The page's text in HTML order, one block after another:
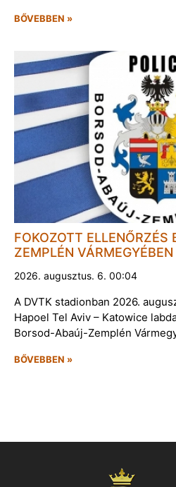
BŐVEBBEN »
FOKOZOTT
ZEMPLÉN VÁRMEGYÉBEN
2026. augusztus. 6. 00:04
A DVTK stadionban 2026.
Hapoel Tel Aviv – Katowice
Borsod-Abaúj-Zemplén
BŐVEBBEN »